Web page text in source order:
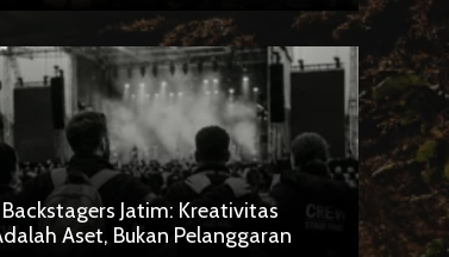
Backstagers Jatim: Kreativitas
Aset, Bukan Pelanggaran